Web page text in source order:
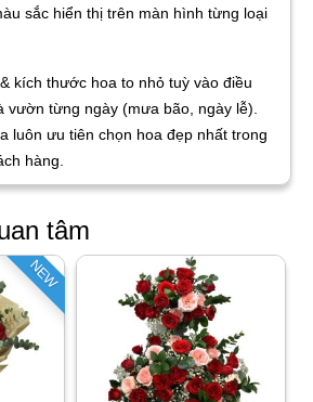
sắc hiển thị trên màn hình từng loại
kích thước hoa to nhỏ tuỳ vào điều
vườn từng ngày (mưa bão, ngày lễ).
luôn ưu tiên chọn hoa đẹp nhất trong
hàng.
tâm
NEW